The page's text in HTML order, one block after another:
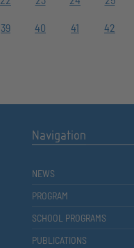
39 40 41 42
Navigation
NEWS
PROGRAM
SCHOOL PROGRAMS
PUBLICATIONS